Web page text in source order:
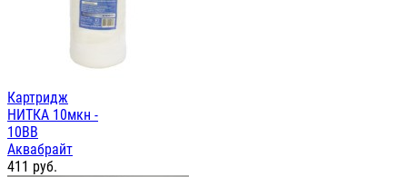
Картридж
НИТКА 10мкн -
10ВВ
Аквабрайт
411 руб.